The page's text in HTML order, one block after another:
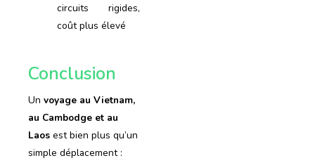
circuits rigides,
coût plus élevé
Conclusion
Un voyage au Vietnam,
au Cambodge et au
Laos est bien plus qu’un
simple déplacement :